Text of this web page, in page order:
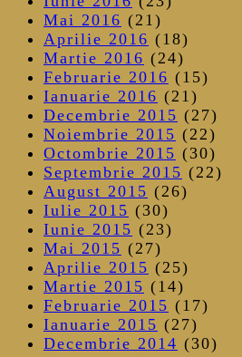
Mai 2016 (21)
Aprilie 2016 (18)
Martie 2016 (24)
Februarie 2016 (15)
Ianuarie 2016 (21)
Decembrie 2015 (27)
Noiembrie 2015 (22)
Octombrie 2015 (30)
Septembrie 2015 (22)
August 2015 (26)
Iulie 2015 (30)
Iunie 2015 (23)
Mai 2015 (27)
Aprilie 2015 (25)
Martie 2015 (14)
Februarie 2015 (17)
Ianuarie 2015 (27)
Decembrie 2014 (30)